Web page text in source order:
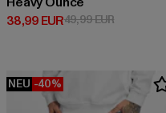
38,99 EUR
Derzeitiger Preis: 38,99 EUR
49,99 EUR
NEU -40%